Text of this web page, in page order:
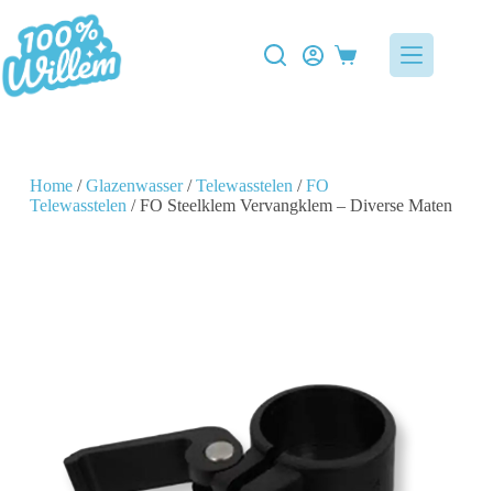
Home/Glazenwasser/Telewasstelen /FO
Telewasstelen / FO Steelklem Vervangklem – Diverse Maten